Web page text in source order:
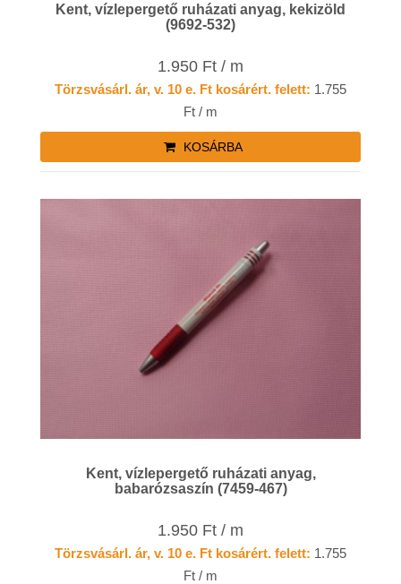
Kent, vízlepergető ruházati anyag, kekizöld
(9692-532)
1.950 Ft / m
Törzsvásárl. ár, v. 10 e. Ft kosárért. felett: 1.755
Ft / m
KOSÁRBA
Kent, vízlepergető ruházati anyag,
babarózsaszín (7459-467)
1.950 Ft / m
Törzsvásárl. ár, v. 10 e. Ft kosárért. felett: 1.755
Ft / m